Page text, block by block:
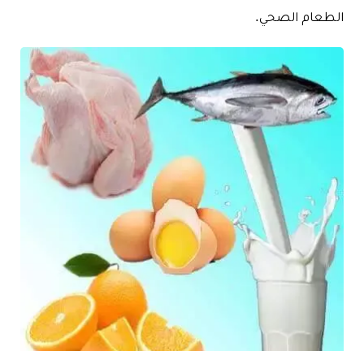
الطعام الصحي.